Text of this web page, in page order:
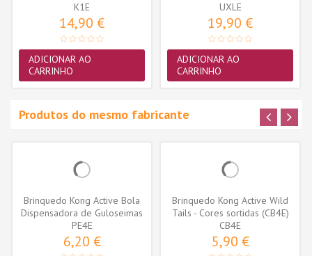
K1E
14,90 €
ADICIONAR AO
CARRINHO
UXLE
19,90 €
ADICIONAR AO
CARRINHO
Produtos do mesmo fabricante
Brinquedo Kong Active Bola
Dispensadora de Guloseimas
(PE4E)
PE4E
6,20 €
Brinquedo Kong Active Wild
Tails - Cores sortidas (CB4E)
CB4E
5,90 €